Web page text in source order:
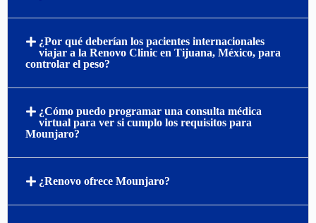
acción en lugar de las alternativas tradicionales de
GLP-1?
por un médico de Renovo?
¿Por qué deberían los pacientes internacionales
controlar el peso?